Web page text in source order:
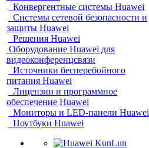
Конвергентные системы Huawei
Системы сетевой безопасности и
защиты Huawei
Решения Huawei
Оборудование Huawei для
видеоконференцсвязи
Источники бесперебойного
питания Huawei
Лицензии и программное
обеспечение Huawei
Мониторы и LED-панели Huawei
Ноутбуки Huawei